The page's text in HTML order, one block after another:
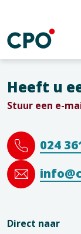
de
inhoud
Heeft u
Stuur een e-
024
Direct naar